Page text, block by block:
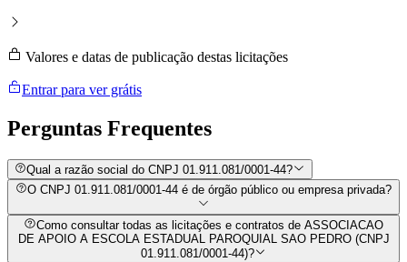
Valores e datas de publicação destas licitações
Entrar para ver grátis
Perguntas Frequentes
Qual a razão social do CNPJ 01.911.081/0001-44?
O CNPJ 01.911.081/0001-44 é de órgão público ou empresa privada?
Como consultar todas as licitações e contratos de ASSOCIACAO
DE APOIO A ESCOLA ESTADUAL PAROQUIAL SAO PEDRO (CNPJ
01.911.081/0001-44)?